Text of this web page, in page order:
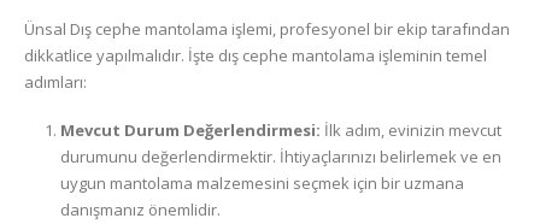
Ünsal Dış cephe mantolama işlemi, profesyonel bir ekip tarafından
dikkatlice yapılmalıdır. İşte dış cephe mantolama işleminin temel
adımları:
Mevcut Durum Değerlendirmesi: İlk adım, evinizin mevcut
durumunu değerlendirmektir. İhtiyaçlarınızı belirlemek ve en
uygun mantolama malzemesini seçmek için bir uzmana
danışmanız önemlidir.